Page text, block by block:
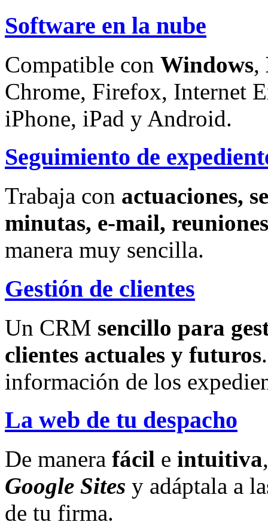
Software en la nube
Compatible con Windows,
Chrome, Firefox, Internet
iPhone, iPad y Android.
Seguimiento de
Trabaja con actuaciones,
minutas, e-mail,
manera muy sencilla.
Gestión de clientes
Un CRM sencillo para
clientes actuales y futuros
información de los
La web de tu despacho
De manera fácil e intuitiva
Google Sites y adáptala a
de tu firma.